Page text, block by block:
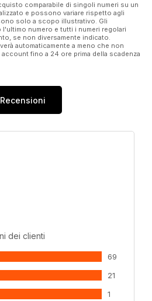
Crew Uniforms
AND ITS MANY SHADES
correct colour for models?
SIGN OFF
build before you die…
comparabile di singoli numeri su un
e possono variare rispetto agli
solo a scopo illustrativo. Gli
numero e tutti i numeri regolari
se non diversamente indicato.
automaticamente a meno che non
fino a 24 ore prima della scadenza
Recensioni
dei clienti
69
21
1